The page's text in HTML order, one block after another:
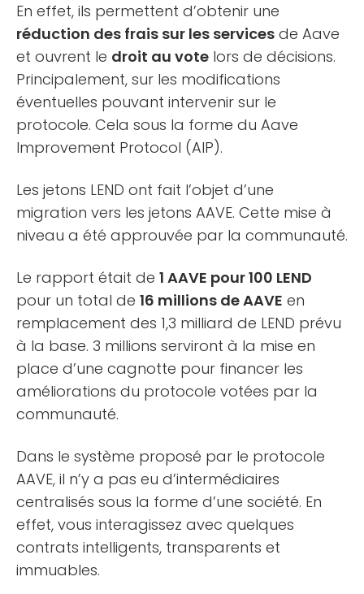
En effet, ils permettent d’obtenir une
réduction des frais sur les services de Aave
et ouvrent le droit au vote lors de décisions.
Principalement, sur les modifications
éventuelles pouvant intervenir sur le
protocole. Cela sous la forme du Aave
Improvement Protocol (AIP).
Les jetons LEND ont fait l’objet d’une
migration vers les jetons AAVE. Cette mise à
niveau a été approuvée par la communauté.
Le rapport était de 1 AAVE pour 100 LEND
pour un total de 16 millions de AAVE en
remplacement des 1,3 milliard de LEND prévu
à la base. 3 millions serviront à la mise en
place d’une cagnotte pour financer les
améliorations du protocole votées par la
communauté.
Dans le système proposé par le protocole
AAVE, il n’y a pas eu d’intermédiaires
centralisés sous la forme d’une société. En
effet, vous interagissez avec quelques
contrats intelligents, transparents et
immuables.